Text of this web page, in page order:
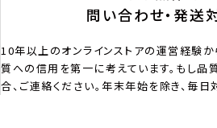
問い合わせ・発送
10年以上のオンラインストアの運営経験
質への信用を第一に考えています。もし品
合、ご連絡ください。年末年始を除き、毎日